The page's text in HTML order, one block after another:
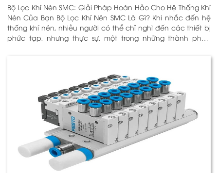
Bộ Lọc Khí Nén SMC: Giải Pháp Hoàn Hảo Cho Hệ Thống Khí
Nén Của Bạn Bộ Lọc Khí Nén SMC Là Gì? Khi nhắc đến hệ
thống khí nén, nhiều người có thể chỉ nghĩ đến các thiết bị
phức tạp, nhưng thực sự, một trong những thành phần